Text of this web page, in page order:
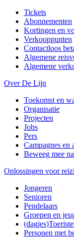
Tickets
Abonnementen
Kortingen en
Verkooppunten
Contactloos
Algemene
Algemene
Over De Lijn
Toekomst en
Organisatie
Projecten
Jobs
Pers
Campagnes en
Beweeg mee
Oplossingen voor
Jongeren
Senioren
Pendelaars
Groepen en
Personen met